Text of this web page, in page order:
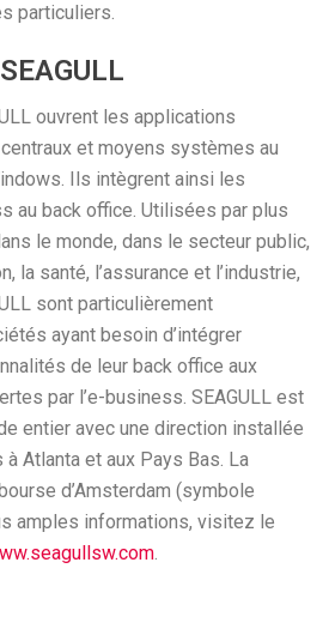
particuliers.
ouvrent les applications
et moyens systèmes au
Ils intègrent ainsi les
au back office. Utilisées par plus
le monde, dans le secteur public,
la santé, l’assurance et l’industrie,
sont particulièrement
ayant besoin d’intégrer
de leur back office aux
par l’e-business. SEAGULL est
entier avec une direction installée
Atlanta et aux Pays Bas. La
d’Amsterdam (symbole
amples informations, visitez le
.